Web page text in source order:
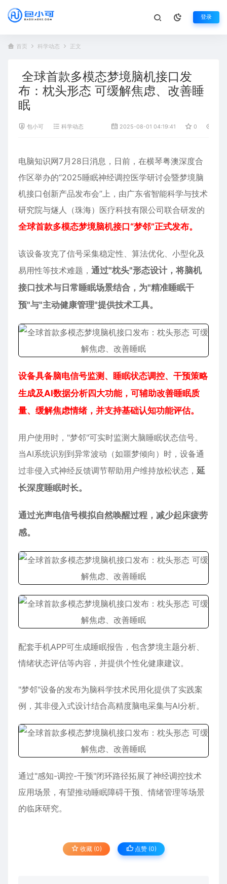
登录
首页 科学动态 正文
全球首款多模态梦境脑机接口发
布：枕头形态 可缓解焦虑、改善睡
眠
包小可 科学动态 2025-08-01 04:19:41 0
电脑知识网7月28日消息，日前，在横琴粤澳深度合
作区举办的“2025睡眠神经调控医学研讨会暨梦境脑
机接口创新产品发布会”上，由广东省智能科学与技术
研究院与燧人（珠海）医疗科技有限公司联合研发的
全球首款多模态梦境脑机接口“梦邻”正式发布。
该设备攻克了信号采集稳定性、算法优化、小型化及
易用性等技术难题， 通过"枕头"形态设计，将脑机
接口技术与日常睡眠场景结合，为"精准睡眠干
预"与"主动健康管理"提供技术工具。
设备具备脑电信号监测、睡眠状态调控、干预策略
生成及AI数据分析四大功能，可辅助改善睡眠质
量、缓解焦虑情绪，并支持基础认知功能评估。
用户使用时，"梦邻"可实时监测大脑睡眠状态信号。
当AI系统识别到异常波动（如噩梦倾向）时，设备通
过非侵入式神经反馈调节帮助用户维持放松状态， 延
长深度睡眠时长。
通过光声电信号模拟自然唤醒过程，减少起床疲劳
感。
配套手机APP可生成睡眠报告，包含梦境主题分析、
情绪状态评估等内容，并提供个性化健康建议。
"梦邻"设备的发布为脑科学技术民用化提供了实践案
例，其非侵入式设计结合高精度脑电采集与AI分析。
通过"感知-调控-干预"闭环路径拓展了神经调控技术
应用场景，有望推动睡眠障碍干预、情绪管理等场景
的临床研究。
收藏 (0) 点赞 (0)